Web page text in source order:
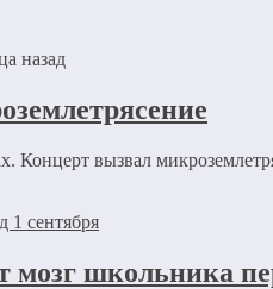
назад
вызвал
школьника